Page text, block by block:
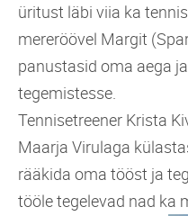
üritust läbi viia ka
mereröövel Margit
panustasid oma aega
tegemistesse.
Tennisetreener Krista
Maarja Virulaga
rääkida oma tööst ja
tööle tegelevad nad ka